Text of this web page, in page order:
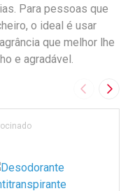
Para pessoas que
o ideal é usar
que melhor lhe
e agradável.
Imagem